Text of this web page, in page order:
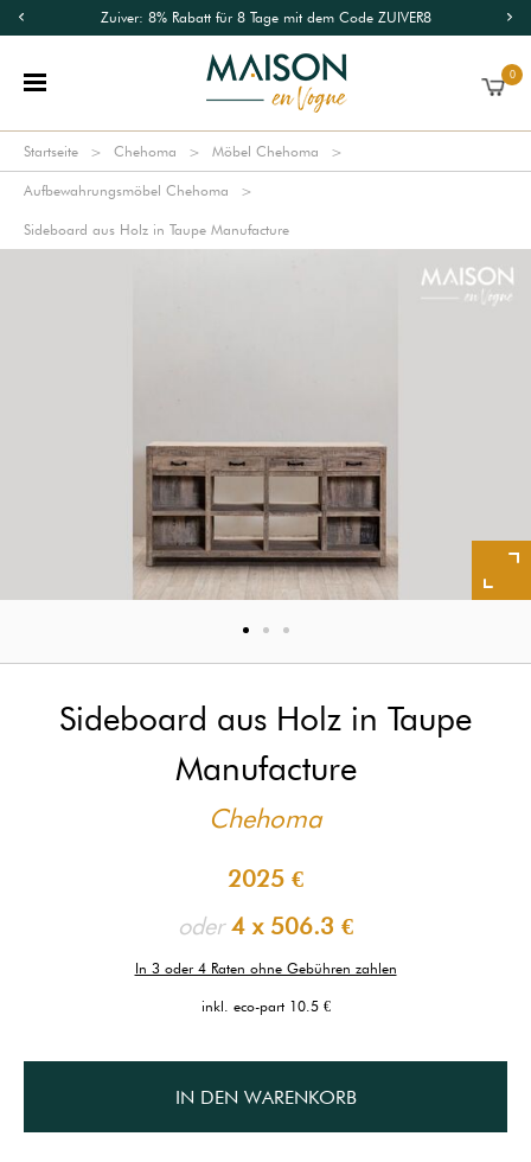
Zuiver: 8% Rabatt für 8 Tage mit dem Code ZUIVER8
0
Startseite Chehoma Möbel Chehoma
Aufbewahrungsmöbel Chehoma
Sideboard aus Holz in Taupe Manufacture
Sideboard aus Holz in Taupe
Manufacture
Chehoma
2025 €
oder4 x 506.3 €
In 3 oder 4 Raten ohne Gebühren zahlen
inkl. eco-part 10.5 €
IN DEN WARENKORB